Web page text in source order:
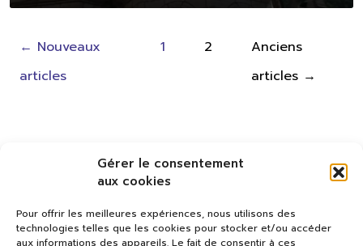
Gérer le consentement
aux cookies
Pour offrir les meilleures expériences, nous utilisons des
technologies telles que les cookies pour stocker et/ou accéder
aux informations des appareils. Le fait de consentir à ces
Pagination
des
← Nouveaux
articles
1 2
Anciens
articles →